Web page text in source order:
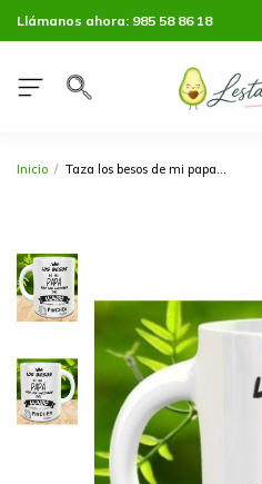
Llámanos ahora: 985 58 86 18
Inicio Taza los besos de mi papa...